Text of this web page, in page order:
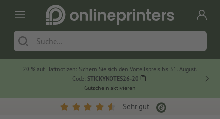
20 % auf Haftnotizen: Sichern Sie sich den Vorteilspreis bis 31. August.
Code: STICKYNOTES26-20
Gutschein aktivieren
Sehr gut